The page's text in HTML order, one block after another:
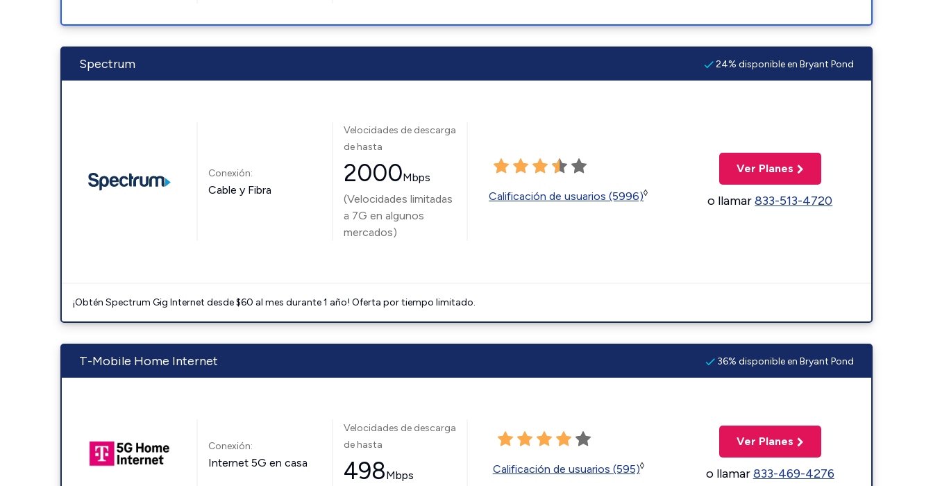
Spectrum 24% disponible en Bryant Pond
Conexión:
Cable y Fibra
Velocidades de descarga
de hasta
2000Mbps
(Velocidades limitadas
a 7G en algunos
mercados)
Calificación de usuarios (5996)◊
Ver Planes
o llamar833-513-4720
¡Obtén Spectrum Gig Internet desde $60 al mes durante 1 año! Oferta por tiempo limitado.
T-Mobile Home Internet 36% disponible en Bryant Pond
Conexión:
Internet 5G en casa
Velocidades de descarga
de hasta
498Mbps Calificación de usuarios (595)◊
Ver Planes
o llamar833-469-4276